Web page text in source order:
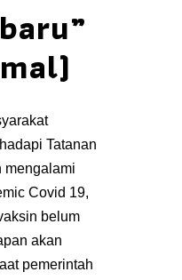
Tatanan
mengalami
Covid 19,
belum
akan
pemerintah